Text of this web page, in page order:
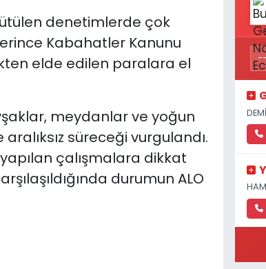
denetimlerde çok
Kabahatler Kanunu
elde edilen paralara el
meydanlar ve yoğun
süreceği vurgulandı.
çalışmalara dikkat
durumun ALO